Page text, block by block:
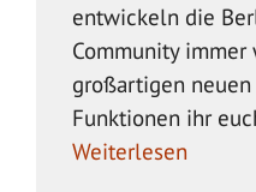
entwickeln die
Community
großartigen
Funktionen ihr
Weiterlesen